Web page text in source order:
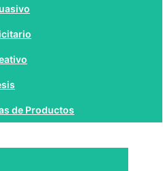
de Productos